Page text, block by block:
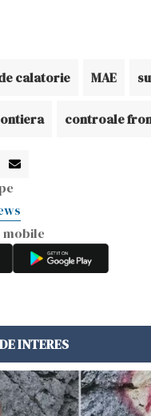
calatorie MAE
controale
mobile
INTERES